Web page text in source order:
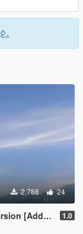
2,788 24
On Ped] 1.0